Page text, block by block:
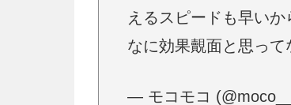
えるスピードも早い
なに効果覿面と思っ
— モコモコ